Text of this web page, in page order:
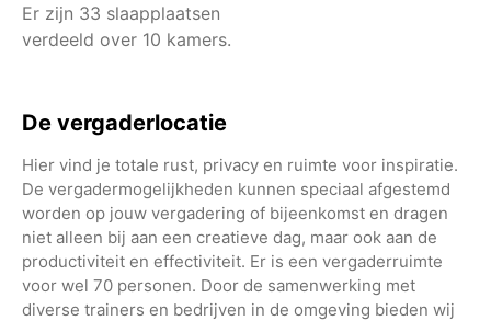
Er zijn 33 slaapplaatsen
verdeeld over 10 kamers.
De vergaderlocatie
Hier vind je totale rust, privacy en ruimte voor inspiratie.
De vergadermogelijkheden kunnen speciaal afgestemd
worden op jouw vergadering of bijeenkomst en dragen
niet alleen bij aan een creatieve dag, maar ook aan de
productiviteit en effectiviteit. Er is een vergaderruimte
voor wel 70 personen. Door de samenwerking met
diverse trainers en bedrijven in de omgeving bieden wij